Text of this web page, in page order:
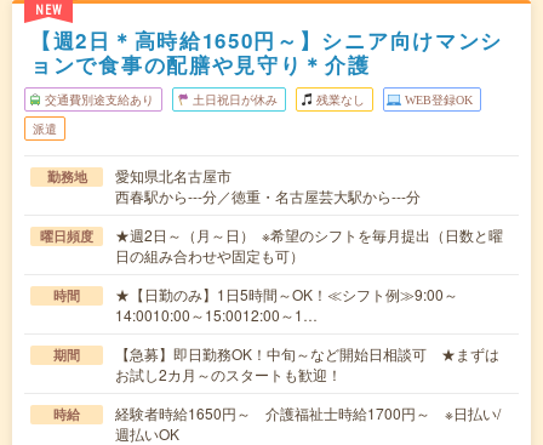
NEW
【週2日＊高時給1650円～】シニア向けマンシ
ョンで食事の配膳や見守り＊介護
交通費別途支給あり 土日祝日が休み 残業なし WEB登録OK
派遣
勤務地
愛知県北名古屋市
西春駅から---分／徳重・名古屋芸大駅から---分
曜日頻度
★週2日～（月～日） ※希望のシフトを毎月提出（日数と曜
日の組み合わせや固定も可）
時間
★【日勤のみ】1日5時間～OK！≪シフト例≫9:00～
14:0010:00～15:0012:00～1…
期間
【急募】即日勤務OK！中旬～など開始日相談可 ★まずは
お試し2カ月～のスタートも歓迎！
時給
経験者時給1650円～ 介護福祉士時給1700円～ ※日払い/
週払いOK